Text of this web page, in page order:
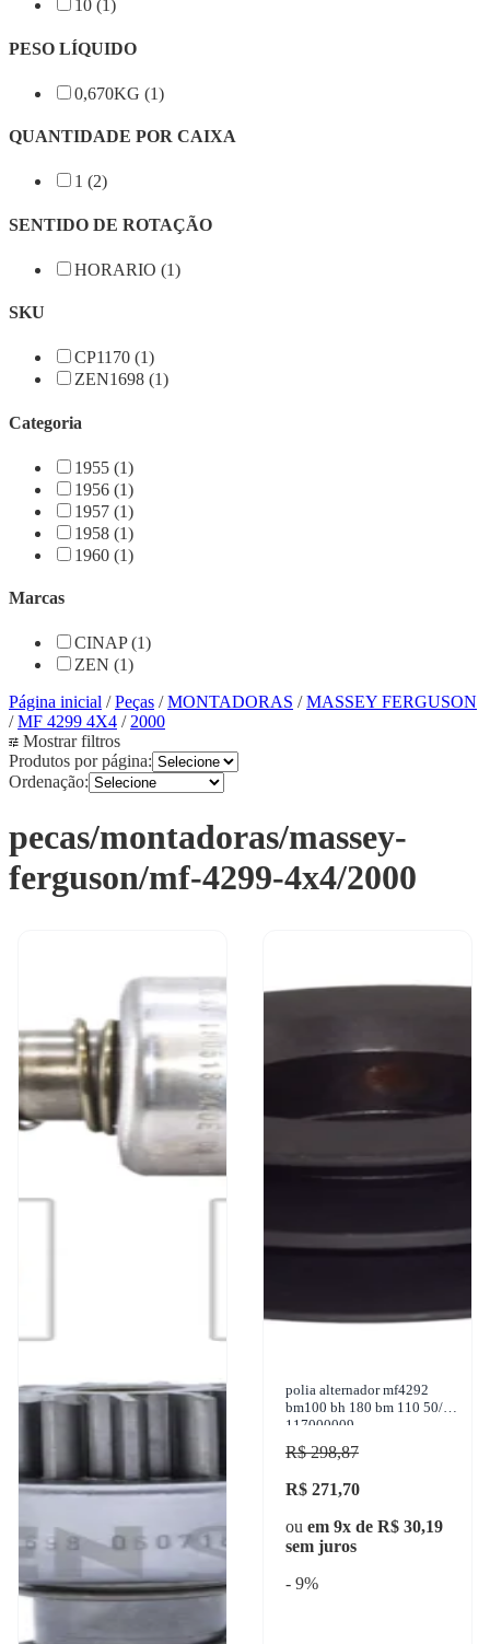
10 (1)
PESO LÍQUIDO
0,670KG (1)
QUANTIDADE POR CAIXA
1 (2)
SENTIDO DE ROTAÇÃO
HORARIO (1)
SKU
CP1170 (1)
ZEN1698 (1)
Categoria
1955 (1)
1956 (1)
1957 (1)
1958 (1)
1960 (1)
Marcas
CINAP (1)
ZEN (1)
Página inicial /Peças /MONTADORAS /MASSEY FERGUSON
/MF 4299 4X4 /2000
Mostrar filtros
Produtos por página:
Ordenação:
pecas/montadoras/massey-
ferguson/mf-4299-4x4/2000
polia alternador mf4292
bm100 bh 180 bm 110 50/17
117000009
R$ 298,87
R$ 271,70
ou em 9x de R$ 30,19
sem juros
- 9%